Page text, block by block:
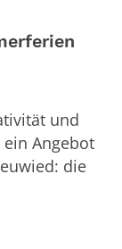
und
ein Angebot
die